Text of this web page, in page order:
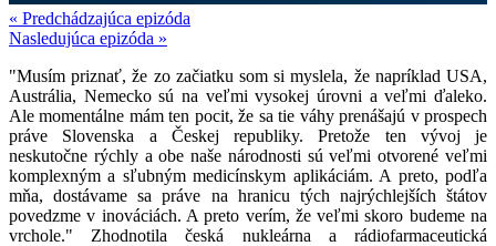
« Predchádzajúca epizóda
Nasledujúca epizóda »
"Musím priznať, že zo začiatku som si myslela, že napríklad USA,
Austrália, Nemecko sú na veľmi vysokej úrovni a veľmi ďaleko.
Ale momentálne mám ten pocit, že sa tie váhy prenášajú v prospech
práve Slovenska a Českej republiky. Pretože ten vývoj je
neskutočne rýchly a obe naše národnosti sú veľmi otvorené veľmi
komplexným a sľubným medicínskym aplikáciám. A preto, podľa
mňa, dostávame sa práve na hranicu tých najrýchlejších štátov
povedzme v inováciách. A preto verím, že veľmi skoro budeme na
vrchole." Zhodnotila česká nukleárna a rádiofarmaceutická